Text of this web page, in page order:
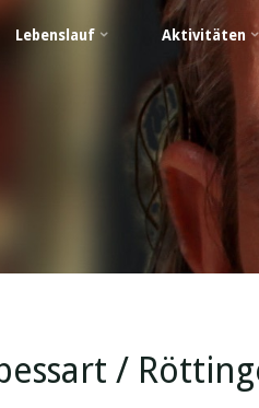
Lebenslauf Aktivitäten
/